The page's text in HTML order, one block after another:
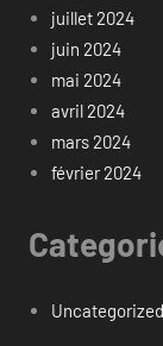
juillet 2024
juin 2024
mai 2024
avril 2024
mars 2024
février 2024
Uncategorized